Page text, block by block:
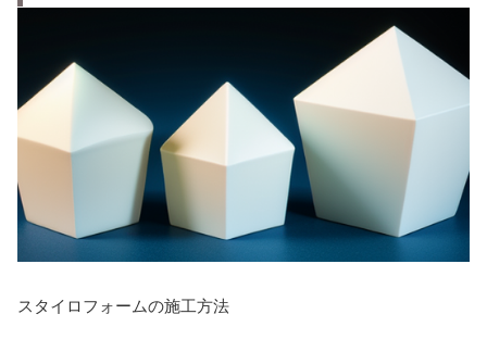
スタイロフォームの施工方法